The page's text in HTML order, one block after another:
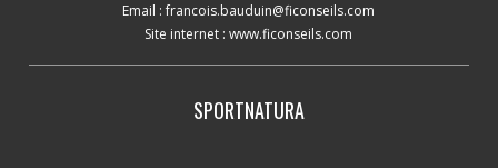
Email :francois.bauduin@ficonseils.com
Site internet :www.ficonseils.com
SPORTNATURA